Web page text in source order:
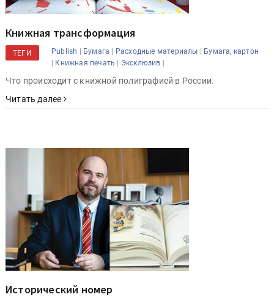
Книжная трансформация
ТЕГИ Publish | Бумага | Расходные материалы | Бумага, картон
| Книжная печать | Эксклюзив |
Что происходит с книжной полиграфией в России.
Читать далее
Исторический номер